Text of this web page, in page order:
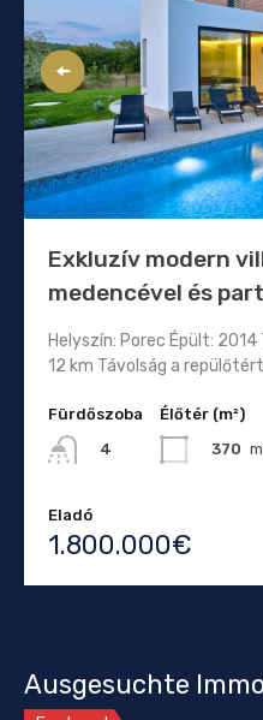
Exkluzív modern
medencével és
Helyszín: Porec Épült:
12 km Távolság a
Fürdőszoba
4
Élőtér (m²)
370
Eladó
1.800.000€
Ausgesuchte